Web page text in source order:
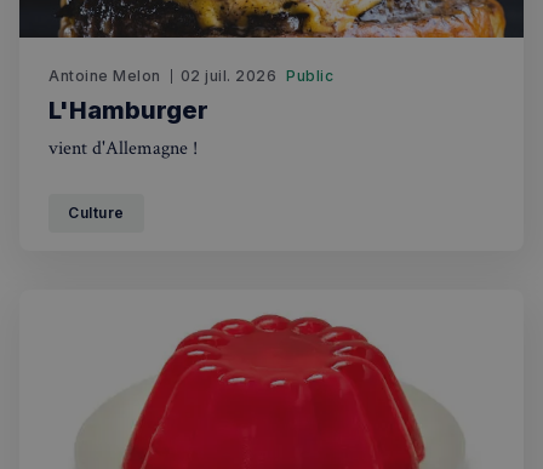
Antoine Melon 02 juil. 2026 Public
L'Hamburger
vient d'Allemagne !
Culture